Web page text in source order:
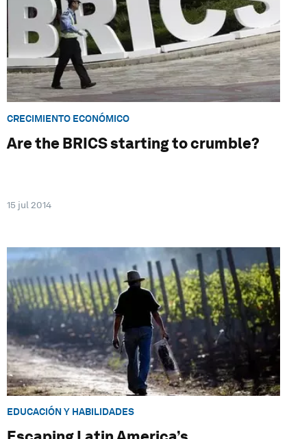
CRECIMIENTO ECONÓMICO
Are the BRICS starting to crumble?
15 jul 2014
EDUCACIÓN Y HABILIDADES